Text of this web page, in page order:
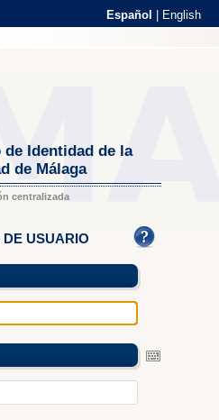
Español English
de Identidad de la
de Málaga
centralizada
USUARIO